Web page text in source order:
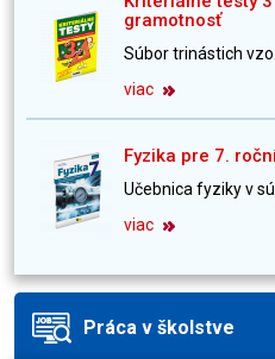
gramotnosť
Súbor trinástich vzo..
viac
Fyzika pre 7.
Učebnica fyziky v sú..
viac
Práca v školstve